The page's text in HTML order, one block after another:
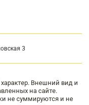
3
Внешний вид и
на сайте.
не суммируются и не